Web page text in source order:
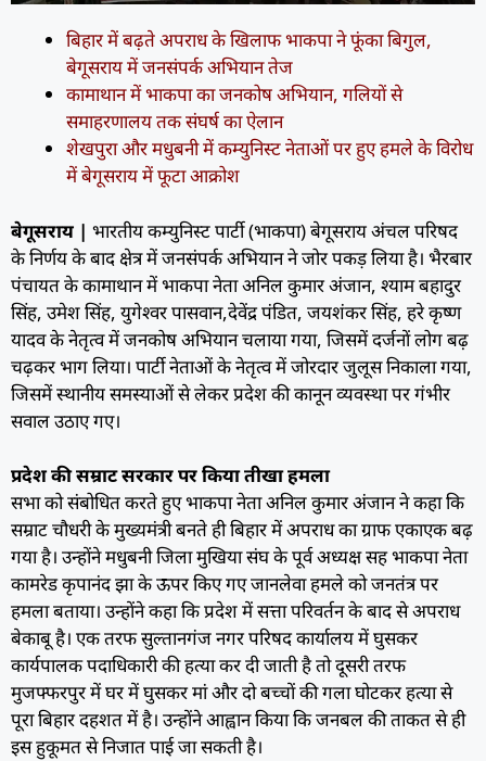
बिहार में बढ़ते अपराध के खिलाफ भाकपा ने फूंका बिगुल,
बेगूसराय में जनसंपर्क अभियान तेज
कामाथान में भाकपा का जनकोष अभियान, गलियों से
समाहरणालय तक संघर्ष का ऐलान
शेखपुरा और मधुबनी में कम्युनिस्ट नेताओं पर हुए हमले के विरोध
में बेगूसराय में फूटा आक्रोश
बेगूसराय | भारतीय कम्युनिस्ट पार्टी (भाकपा) बेगूसराय अंचल परिषद
के निर्णय के बाद क्षेत्र में जनसंपर्क अभियान ने जोर पकड़ लिया है। भैरबार
पंचायत के कामाथान में भाकपा नेता अनिल कुमार अंजान, श्याम बहादुर
सिंह, उमेश सिंह, युगेश्वर पासवान,देवेंद्र पंडित, जयशंकर सिंह, हरे कृष्ण
यादव के नेतृत्व में जनकोष अभियान चलाया गया, जिसमें दर्जनों लोग बढ़
चढ़कर भाग लिया। पार्टी नेताओं के नेतृत्व में जोरदार जुलूस निकाला गया,
जिसमें स्थानीय समस्याओं से लेकर प्रदेश की कानून व्यवस्था पर गंभीर
सवाल उठाए गए।
प्रदेश की सम्राट सरकार पर किया तीखा हमला
सभा को संबोधित करते हुए भाकपा नेता अनिल कुमार अंजान ने कहा कि
सम्राट चौधरी के मुख्यमंत्री बनते ही बिहार में अपराध का ग्राफ एकाएक बढ़
गया है। उन्होंने मधुबनी जिला मुखिया संघ के पूर्व अध्यक्ष सह भाकपा नेता
कामरेड कृपानंद झा के ऊपर किए गए जानलेवा हमले को जनतंत्र पर
हमला बताया। उन्होंने कहा कि प्रदेश में सत्ता परिवर्तन के बाद से अपराध
बेकाबू है। एक तरफ सुल्तानगंज नगर परिषद कार्यालय में घुसकर
कार्यपालक पदाधिकारी की हत्या कर दी जाती है तो दूसरी तरफ
मुजफ्फरपुर में घर में घुसकर मां और दो बच्चों की गला घोटकर हत्या से
पूरा बिहार दहशत में है। उन्होंने आह्वान किया कि जनबल की ताकत से ही
इस हुकूमत से निजात पाई जा सकती है।